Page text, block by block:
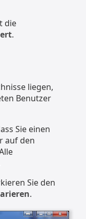
die
.
liegen,
Benutzer
Sie einen
auf den
Sie den
.